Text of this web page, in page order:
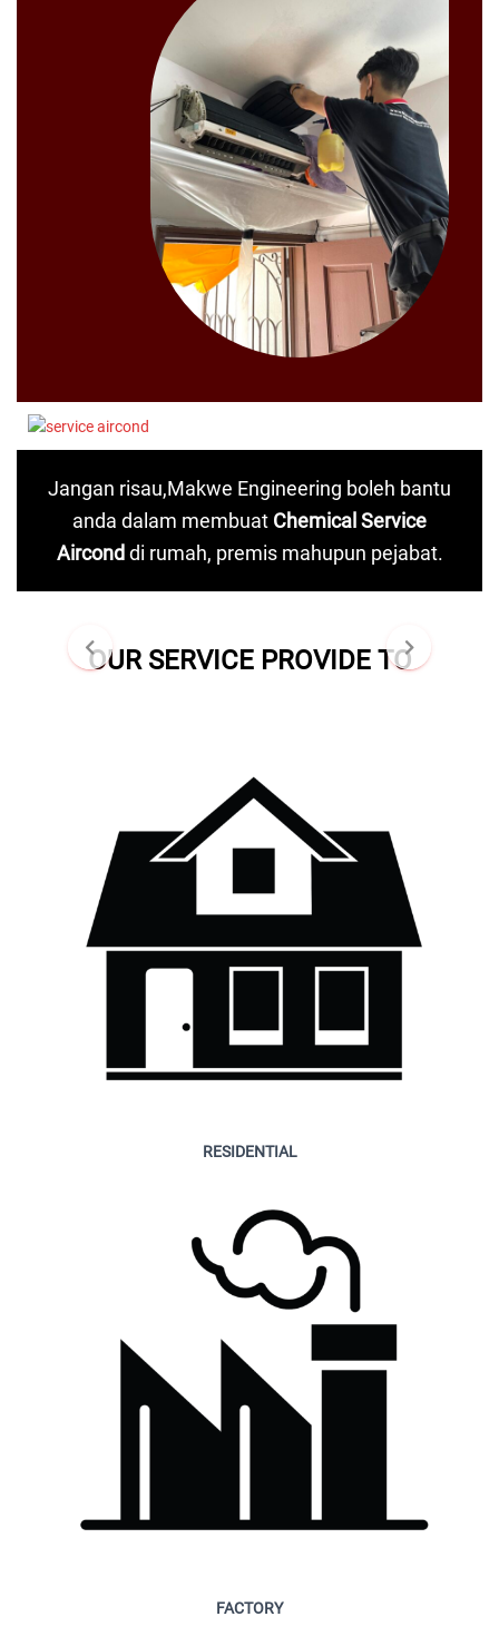
Jangan risau,Makwe Engineering boleh bantu
anda dalam membuat Chemical Service
Aircond di rumah, premis mahupun pejabat.
OUR SERVICE PROVIDE TO
RESIDENTIAL
FACTORY